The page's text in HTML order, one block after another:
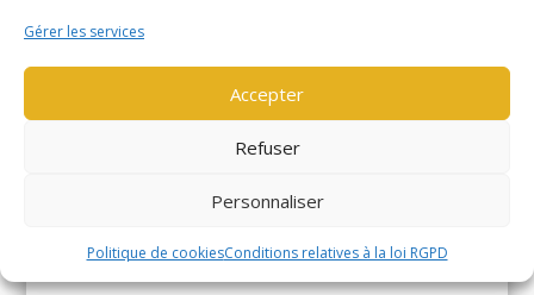
Gérer les services
Accepter
Refuser
Personnaliser
Politique de cookiesConditions relatives à la loi RGPD